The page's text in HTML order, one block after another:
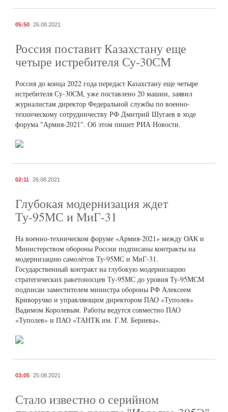
05:50 26.08.2021
Россия поставит Казахстану еще
четыре истребителя Су-30СМ
Россия до конца 2022 года передаст Казахстану еще четыре
истребителя Су-30СМ, уже поставлено 20 машин, заявил
журналистам директор Федеральной службы по военно-
техническому сотрудничеству РФ Дмитрий Шугаев в ходе
форума "Армия-2021". Об этом пишет РИА Новости.
02:11 26.08.2021
Глубокая модернизация ждет
Ту-95МС и МиГ-31
На военно-техническом форуме «Армия-2021» между ОАК и
Министерством обороны России подписаны контракты на
модернизацию самолётов Ту-95МС и МиГ-31.
Государственный контракт на глубокую модернизацию
стратегических ракетоносцев Ту-95МС до уровня Ту-95МСМ
подписан заместителем министра обороны РФ Алексеем
Криворучко и управляющим директором ПАО «Туполев»
Вадимом Королевым. Работы ведутся совместно ПАО
«Туполев» и ПАО «ТАНТК им. Г.М. Бериева».
03:05 25.08.2021
Стало известно о серийном